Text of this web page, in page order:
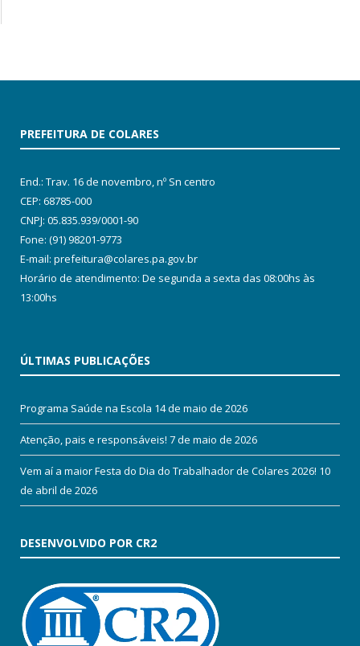
PREFEITURA DE COLARES
End.: Trav. 16 de novembro, nº Sn centro
CEP: 68785-000
CNPJ: 05.835.939/0001-90
Fone: (91) 98201-9773
E-mail: prefeitura@colares.pa.gov.br
Horário de atendimento: De segunda a sexta das 08:00hs às
13:00hs
ÚLTIMAS PUBLICAÇÕES
Programa Saúde na Escola 14 de maio de 2026
Atenção, pais e responsáveis! 7 de maio de 2026
Vem aí a maior Festa do Dia do Trabalhador de Colares 2026! 10
de abril de 2026
DESENVOLVIDO POR CR2